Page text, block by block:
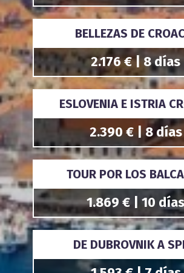
BELLEZAS DE
2.176 € | 8 días
ESLOVENIA E ISTRIA
2.390 € | 8 días
TOUR POR LOS
1.869 € | 10 días
DE DUBROVNIK A